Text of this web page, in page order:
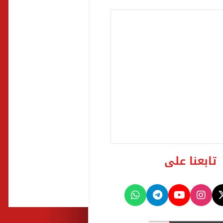
تابعنا على